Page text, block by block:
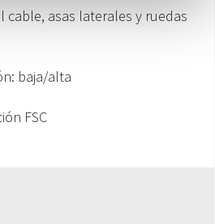
cable, asas laterales y ruedas
baja/alta
FSC